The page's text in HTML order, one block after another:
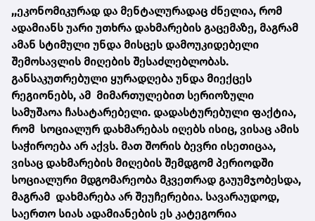
,,ეკონომიკურად და მენტალურადაც ძნელია, რომ
ადამიანს უარი უთხრა დახმარების გაცემაზე, მაგრამ
ამან სტიმული უნდა მისცეს დამოუკიდებელი
შემოსავლის მიღების შესაძლებლობას.
განსაკუთრებული ყურადღება უნდა მიექცეს
რეგიონებს, ამ მიმართულებით სერიოზული
სამუშაოა ჩასატარებელი. დადასტურებული ფაქტია,
რომ სოციალურ დახმარებას იღებს ისიც, ვისაც ამის
საჭიროება არ აქვს. მათ შორის ბევრი ისეთიცაა,
ვისაც დახმარების მიღების შემდგომ პერიოდში
სოციალური მდგომარეობა მკვეთრად გაუუმჯობესდა,
მაგრამ დახმარება არ შეუჩერებია. სავარაუდოდ,
საერთო სიას ადამიანების ეს კატეგორია